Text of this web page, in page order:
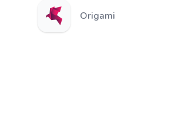
Origami